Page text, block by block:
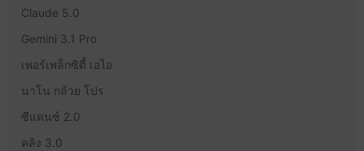
Claude 5.0
Gemini 3.1 Pro
เพอร์เพล็กซิตี้ เอไอ
นาโน กล้วย โปร
ซีแดนซ์ 2.0
คลิง 3.0